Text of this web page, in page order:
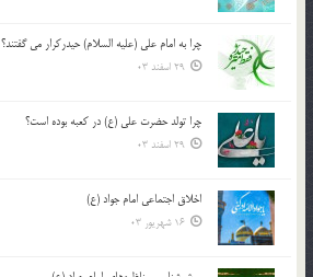
چرا به امام علی (علیه السلام) حیدرکرار می گفتند؟
29 اسفند 03
چرا تولد حضرت علی (ع) در کعبه بوده است؟
29 اسفند 03
اخلاق اجتماعی امام جواد (ع)
16 شهریور 03